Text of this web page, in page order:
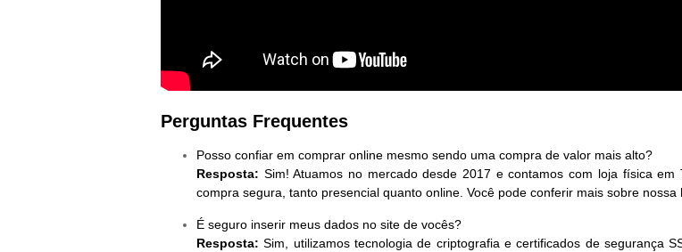
Perguntas Frequentes
Posso confiar em comprar online mesmo sendo uma compra de valor mais alto?
Resposta: Sim! Atuamos no mercado desde 2017 e contamos com loja física
compra segura, tanto presencial quanto online. Você pode conferir mais sobre
É seguro inserir meus dados no site de vocês?
Resposta: Sim, utilizamos tecnologia de criptografia e certificados de segurança